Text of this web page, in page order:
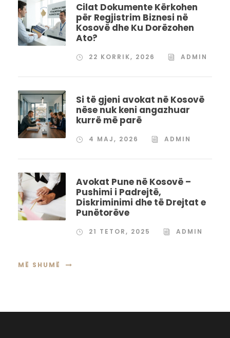
Cilat Dokumente Kërkohen
për Regjistrim Biznesi në
Kosovë dhe Ku Dorëzohen
Ato?
22 KORRIK, 2026 ADMIN
Si të gjeni avokat në Kosovë
nëse nuk keni angazhuar
kurrë më parë
4 MAJ, 2026 ADMIN
Avokat Pune në Kosovë –
Pushimi i Padrejtë,
Diskriminimi dhe të Drejtat e
Punëtorëve
21 TETOR, 2025 ADMIN
MË SHUMË